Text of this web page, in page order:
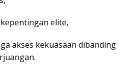
elite,
akses kekuasaan dibanding